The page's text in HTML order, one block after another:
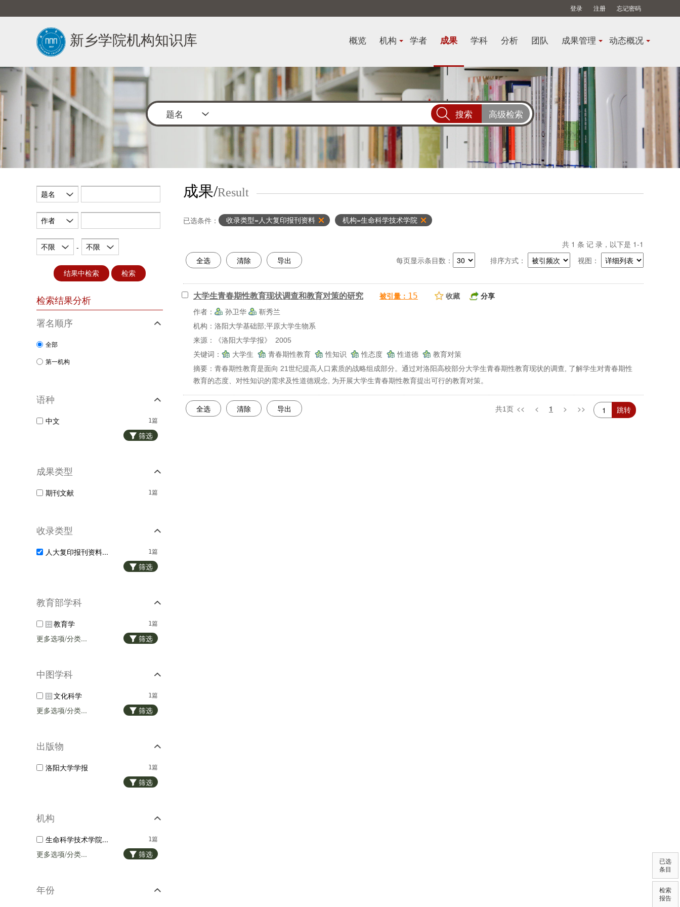
登录 注册 忘记密码
新乡学院机构知识库 概览 机构 学者 成果 学科 分析 团队 成果管理 动态概况
题名 高级检索
题名
作者
不限 - 不限
结果中检索 检索
检索结果分析
署名顺序
全部
第一机构
语种
1篇
中文
筛选
成果类型
1篇
期刊文献
收录类型
1篇
人大复印报刊资料...
筛选
教育部学科
1篇
教育学
更多选项/分类...
筛选
中图学科
1篇
文化科学
更多选项/分类...
筛选
出版物
1篇
洛阳大学学报
筛选
机构
1篇
生命科学技术学院...
更多选项/分类...
筛选
年份
成果/Result
已选条件： 收录类型=人大复印报刊资料 机构=生命科学技术学院
共 1 条 记 录，以下是 1-1
视图：
排序方式：
全选 清除 导出 每页显示条目数：
大学生青春期性教育现状调查和教育对策的研究 被引量： 15 收藏
分享
作者：
孙卫华
靳秀兰
机构：洛阳大学基础部;平原大学生物系
来源：《洛阳大学学报》 2005
关键词：
大学生 青春期性教育 性知识 性态度 性道德
教育对策
摘要： 青春期性教育是面向 21世纪提高人口素质的战略组成部分。通过对洛阳高校部分大学生青春期性教育现状的调查, 了解学生对青春期性
教育的态度、对性知识的需求及性道德观念, 为开展大学生青春期性教育提出可行的教育对策。
全选 清除 导出 共1页 << < 1 > >>
已选
条目
检索
报告